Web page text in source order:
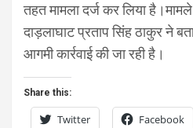
तहत मामला दर्ज कर लिया
दाड़लाघाट प्रताप सिंह ठाकुर ने
आगमी कार्रवाई की जा रही है।
Share this:
Twitter Facebook